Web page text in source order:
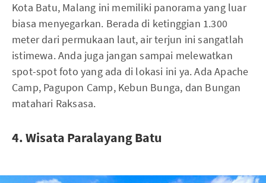
Kota Batu, Malang ini memiliki panorama yang luar
biasa menyegarkan. Berada di ketinggian 1.300
meter dari permukaan laut, air terjun ini sangatlah
istimewa. Anda juga jangan sampai melewatkan
spot-spot foto yang ada di lokasi ini ya. Ada Apache
Camp, Pagupon Camp, Kebun Bunga, dan Bungan
matahari Raksasa.
4. Wisata Paralayang Batu